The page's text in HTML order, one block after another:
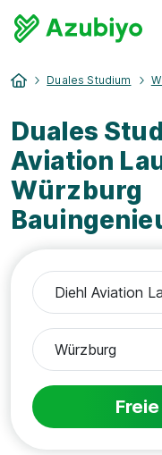
Duales Studium
Duales
Aviation
Würzburg